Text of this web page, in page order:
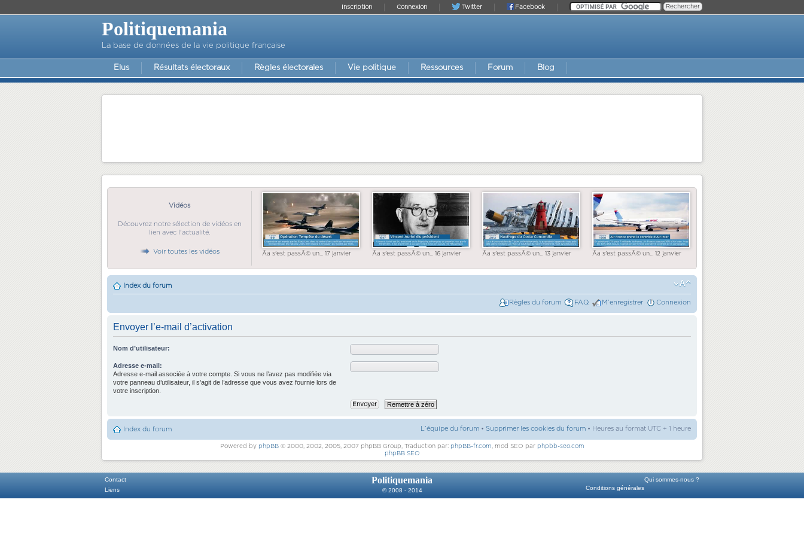
Facebook
Twitter
Connexion
Inscription
Politiquemania
La base de données de la vie politique française
Elus Résultats électoraux Règles électorales Vie politique Ressources Forum Blog
Vidéos
Découvrez notre sélection de vidéos en
lien avec l'actualité.
Voir toutes les vidéos Ãa s'est passÃ© un... 17 janvier Ãa s'est passÃ© un... 16 janvier Ãa s'est passÃ© un... 13 janvier Ãa s'est passÃ© un... 12 janvier
Index du forum
Règles du forum FAQ M’enregistrer Connexion
Envoyer l’e-mail d’activation
Nom d’utilisateur:
Adresse e-mail:
Adresse e-mail associée à votre compte. Si vous ne l’avez pas modifiée via
votre panneau d’utilisateur, il s’agit de l’adresse que vous avez fournie lors de
votre inscription.
Index du forum L’équipe du forum • Supprimer les cookies du forum • Heures au format UTC + 1 heure
Powered by phpBB© 2000, 2002, 2005, 2007 phpBB Group, Traduction par: phpBB-fr.com, mod SEO par phpbb-seo.com
phpBB SEO
Contact
Liens
Politiquemania
© 2008 - 2014
Qui sommes-nous ?
Conditions générales